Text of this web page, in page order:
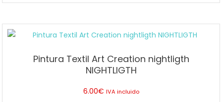
Pintura Textil Art Creation nightligth
NIGHTLIGTH
6.00€ IVA incluido